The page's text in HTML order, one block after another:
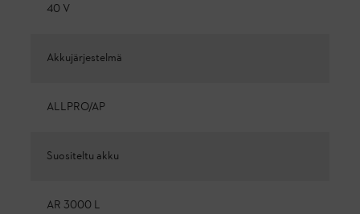
40 V
Akkujärjestelmä
ALLPRO/AP
Suositeltu akku
AR 3000 L